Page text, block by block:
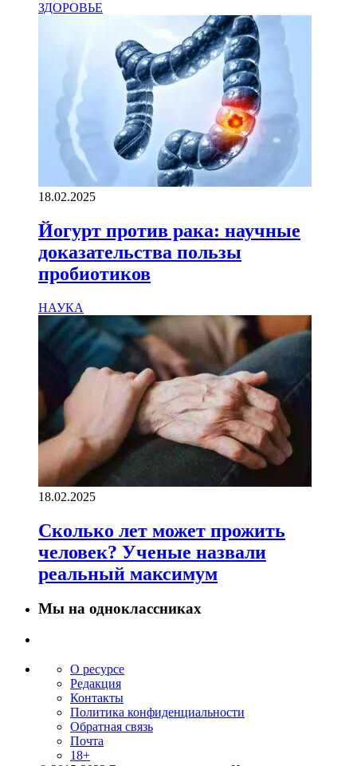
ЗДОРОВЬЕ
18.02.2025
Йогурт против рака: научные
доказательства пользы
пробиотиков
НАУКА
18.02.2025
Сколько лет может прожить
человек? Ученые назвали
реальный максимум
Мы на одноклассниках
О ресурсе
Редакция
Контакты
Политика конфиденциальности
Обратная связь
Почта
18+